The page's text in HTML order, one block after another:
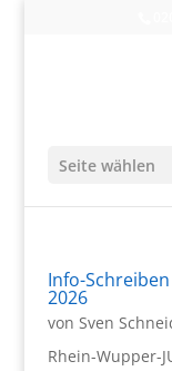
Seite wählen
Info-
2026
von Sven
Rhein-Wupper-